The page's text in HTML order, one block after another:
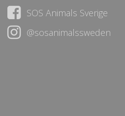
SOS Animals Sverige
@sosanimalssweden